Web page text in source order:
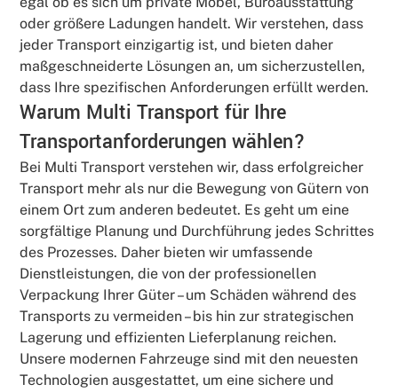
oder größere Ladungen handelt. Wir verstehen, dass
jeder Transport einzigartig ist, und bieten daher
maßgeschneiderte Lösungen an, um sicherzustellen,
dass Ihre spezifischen Anforderungen erfüllt werden.
Warum Multi Transport für Ihre
Transportanforderungen wählen?
Bei Multi Transport verstehen wir, dass erfolgreicher
Transport mehr als nur die Bewegung von Gütern von
einem Ort zum anderen bedeutet. Es geht um eine
sorgfältige Planung und Durchführung jedes Schrittes
des Prozesses. Daher bieten wir umfassende
Dienstleistungen, die von der professionellen
Verpackung Ihrer Güter – um Schäden während des
Transports zu vermeiden – bis hin zur strategischen
Lagerung und effizienten Lieferplanung reichen.
Unsere modernen Fahrzeuge sind mit den neuesten
Technologien ausgestattet, um eine sichere und